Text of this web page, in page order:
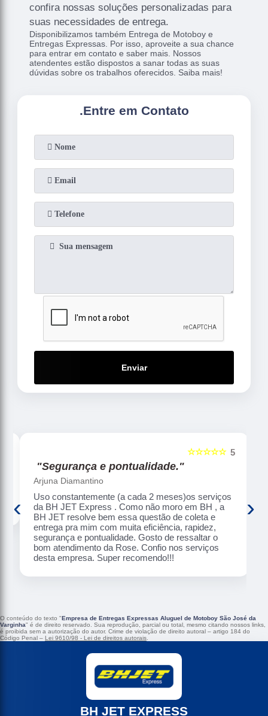
confira nossas soluções personalizadas para
suas necessidades de entrega.
Disponibilizamos também Entrega de Motoboy e
Entregas Expressas. Por isso, aproveite a sua chance
para entrar em contato e saber mais. Nossos
atendentes estão dispostos a sanar todas as suas
dúvidas sobre os trabalhos oferecidos. Saiba mais!
.Entre em Contato
Enviar
5
☆☆☆☆☆
"Segurança e pontualidade."
Arjuna Diamantino
Uso constantemente (a cada 2 meses)os serviços
da BH JET Express . Como não moro em BH , a
BH JET resolve bem essa questão de coleta e
entrega pra mim com muita eficiência, rapidez,
segurança e pontualidade. Gosto de ressaltar o
bom atendimento da Rose. Confio nos serviços
desta empresa. Super recomendo!!!
‹ ›
O conteúdo do texto "Empresa de Entregas Expressas Aluguel de Motoboy São José da
Varginha" é de direito reservado. Sua reprodução, parcial ou total, mesmo citando nossos links,
é proibida sem a autorização do autor. Crime de violação de direito autoral – artigo 184 do
Código Penal – Lei 9610/98 - Lei de direitos autorais
BH JET EXPRESS